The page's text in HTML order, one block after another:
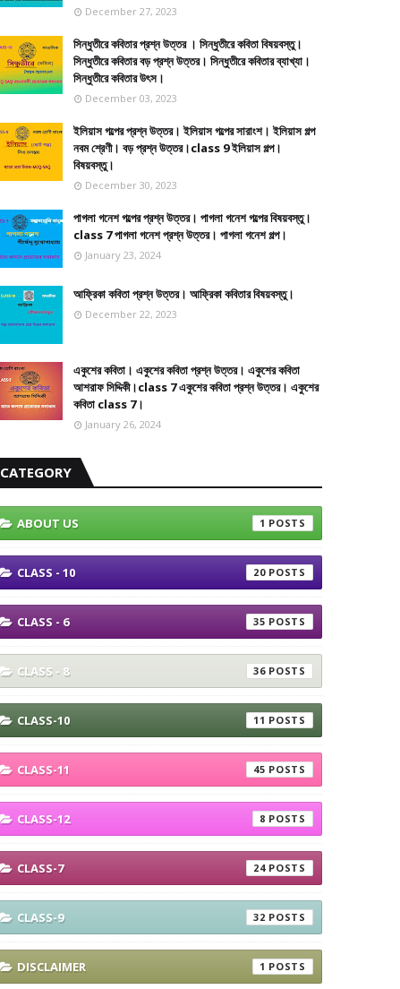
December 27, 2023
সিন্ধুতীরে কবিতার প্রশ্ন উত্তর । সিন্ধুতীরে কবিতা বিষয়বস্তু।
সিন্ধুতীরে কবিতার বড় প্রশ্ন উত্তর। সিন্ধুতীরে কবিতার ব্যাখ্যা।
সিন্ধুতীরে কবিতার উৎস।
December 03, 2023
ইলিয়াস গল্পের প্রশ্ন উত্তর। ইলিয়াস গল্পের সারাংশ। ইলিয়াস গল্প
নবম শ্রেণী। বড় প্রশ্ন উত্তর।class 9 ইলিয়াস গল্প।
বিষয়বস্তু।
December 30, 2023
পাগলা গনেশ গল্পের প্রশ্ন উত্তর। পাগলা গনেশ গল্পের বিষয়বস্তু।
class 7 পাগলা গনেশ প্রশ্ন উত্তর। পাগলা গনেশ গল্প।
January 23, 2024
আফ্রিকা কবিতা প্রশ্ন উত্তর। আফ্রিকা কবিতার বিষয়বস্তু।
December 22, 2023
একুশের কবিতা। একুশের কবিতা প্রশ্ন উত্তর। একুশের কবিতা
আশরাফ সিদ্দিকী।class 7 একুশের কবিতা প্রশ্ন উত্তর। একুশের
কবিতা class 7।
January 26, 2024
CATEGORY
ABOUT US 1
CLASS - 10 20
CLASS - 6 35
CLASS - 8 36
CLASS-10 11
CLASS-11 45
CLASS-12 8
CLASS-7 24
CLASS-9 32
DISCLAIMER 1